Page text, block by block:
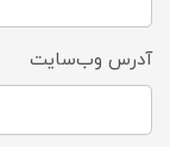
آدرس وب‌سایت